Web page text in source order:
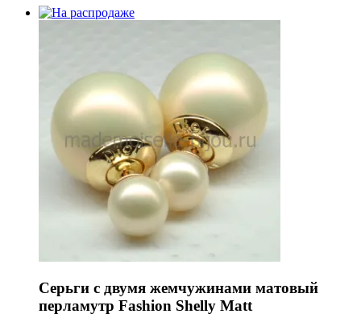
Серьги с двумя жемчужинами матовый
перламутр Fashion Shelly Matt